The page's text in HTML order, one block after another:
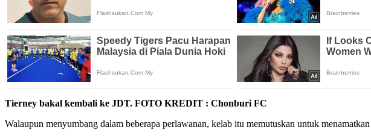
Tierney bakal kembali ke JDT. FOTO KREDIT : Chonburi FC
Walaupun menyumbang dalam beberapa perlawanan, kelab itu memutuskan untuk